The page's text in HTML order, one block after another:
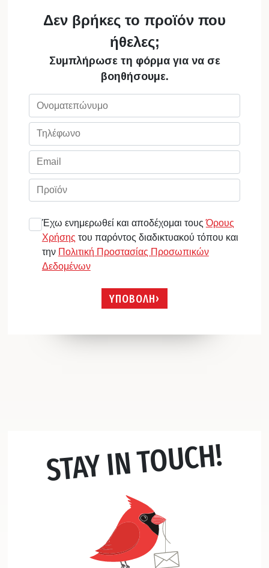
Δεν βρήκες το προϊόν που
ήθελες;
Συμπλήρωσε τη φόρμα για να σε
βοηθήσουμε.
Έχω ενημερωθεί και αποδέχομαι τουςΌρους
Χρήσης του παρόντος διαδικτυακού τόπου και
την Πολιτική Προστασίας Προσωπικών
Δεδομένων
ΥΠΟΒΟΛΗ
STAY IN TOUCH!